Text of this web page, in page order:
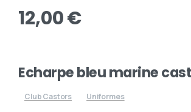
12,00€
Echarpe bleu marine
Club Castors Uniformes